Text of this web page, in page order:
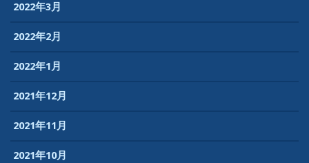
2022年3月
2022年2月
2022年1月
2021年12月
2021年11月
2021年10月